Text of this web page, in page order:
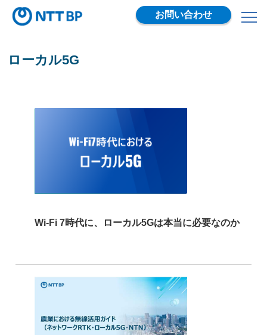
お問い合わせ
ローカル5G
Wi-Fi 7時代に、ローカル5Gは本当に必要なのか